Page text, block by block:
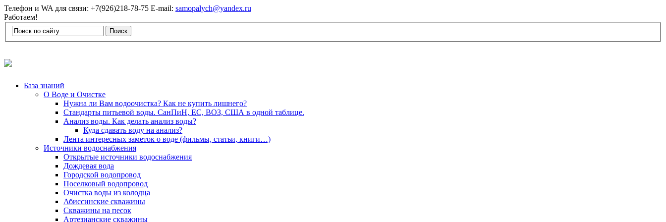
Телефон и WA для связи: +7(926)218-78-75 E-mail: samopalych@yandex.ru
Работаем!
База знаний
О Воде и Очистке
Нужна ли Вам водоочистка? Как не купить лишнего?
Стандарты питьевой воды. СанПиН, ЕС, ВОЗ, США в одной таблице.
Анализ воды. Как делать анализ воды?
Куда сдавать воду на анализ?
Лента интересных заметок о воде (фильмы, статьи, книги…)
Источники водоснабжения
Открытые источники водоснабжения
Дождевая вода
Городской водопровод
Поселковый водопровод
Очистка воды из колодца
Абиссинские скважины
Скважины на песок
Артезианские скважины